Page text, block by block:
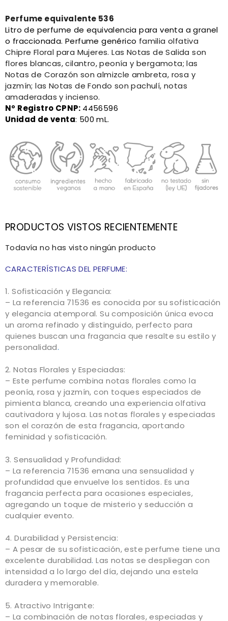
Perfume equivalente 536
Litro de perfume de equivalencia para venta a granel
o fraccionada. Perfume genérico familia olfativa
Chipre Floral para Mujeres. Las Notas de Salida son
flores blancas, cilantro, peonía y bergamota; las
Notas de Corazón son almizcle ambreta, rosa y
jazmín; las Notas de Fondo son pachulí, notas
amaderadas y incienso.
Nº Registro CPNP: 4456596
Unidad de venta: 500 mL.
PRODUCTOS VISTOS RECIENTEMENTE
Todavía no has visto ningún producto
CARACTERÍSTICAS DEL PERFUME:
1. Sofisticación y Elegancia:
– La referencia 71536 es conocida por su sofisticación
y elegancia atemporal. Su composición única evoca
un aroma refinado y distinguido, perfecto para
quienes buscan una fragancia que resalte su estilo y
personalidad.
2. Notas Florales y Especiadas:
– Este perfume combina notas florales como la
peonía, rosa y jazmín, con toques especiados de
pimienta blanca, creando una experiencia olfativa
cautivadora y lujosa. Las notas florales y especiadas
son el corazón de esta fragancia, aportando
feminidad y sofisticación.
3. Sensualidad y Profundidad:
– La referencia 71536 emana una sensualidad y
profundidad que envuelve los sentidos. Es una
fragancia perfecta para ocasiones especiales,
agregando un toque de misterio y seducción a
cualquier evento.
4. Durabilidad y Persistencia:
– A pesar de su sofisticación, este perfume tiene una
excelente durabilidad. Las notas se despliegan con
intensidad a lo largo del día, dejando una estela
duradera y memorable.
5. Atractivo Intrigante:
– La combinación de notas florales, especiadas y